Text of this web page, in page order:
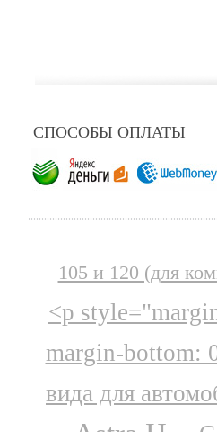
СПОСОБЫ ОПЛАТЫ
105 и 120 (для
<p
margin-bottom:
вида для